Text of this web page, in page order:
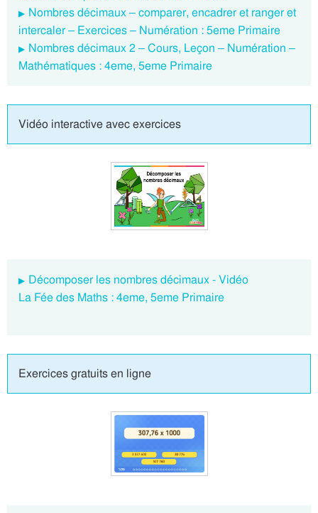
Nombres décimaux – comparer, encadrer et ranger et
intercaler – Exercices – Numération : 5eme Primaire
Nombres décimaux 2 – Cours, Leçon – Numération –
Mathématiques : 4eme, 5eme Primaire
Vidéo interactive avec exercices
Décomposer les nombres décimaux - Vidéo
La Fée des Maths : 4eme, 5eme Primaire
Exercices gratuits en ligne